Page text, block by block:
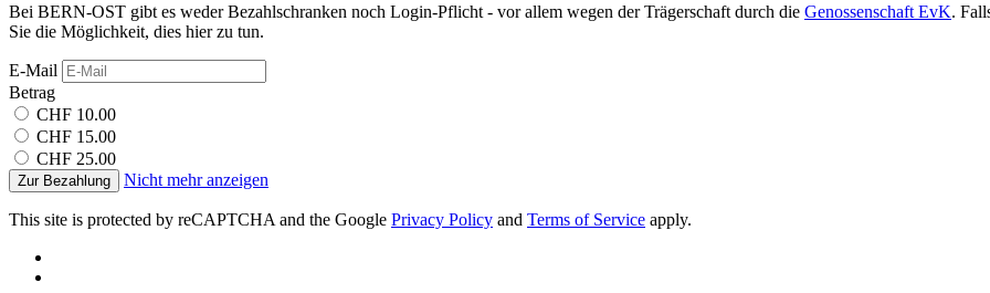
Bei BERN-OST gibt es weder Bezahlschranken noch Login-Pflicht - vor allem wegen der Trägerschaft durch die Genossenschaft EvK.
Sie die Möglichkeit, dies hier zu tun.
E-Mail
Betrag
CHF 10.00
CHF 15.00
CHF 25.00
Zur Bezahlung Nicht mehr anzeigen
This site is protected by reCAPTCHA and the Google Privacy Policy and Terms of Service apply.